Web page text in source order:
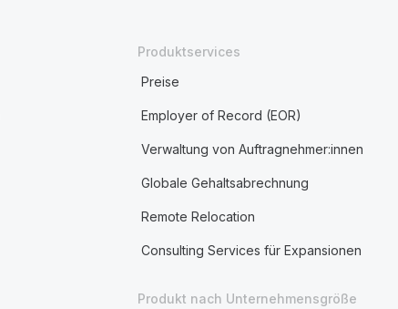
Produktservices
Preise
Employer of Record (EOR)
Verwaltung von Auftragnehmer:innen
Globale Gehaltsabrechnung
Remote Relocation
Consulting Services für Expansionen
Produkt nach Unternehmensgröße